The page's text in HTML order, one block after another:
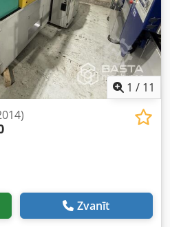
1 / 11
Zvanīt